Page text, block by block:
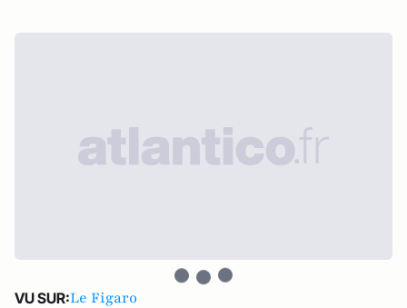
VU SUR:Le Figaro